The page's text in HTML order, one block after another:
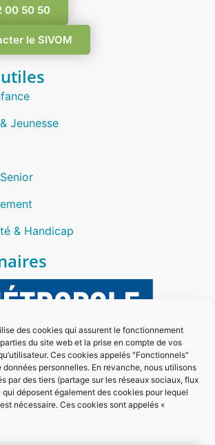
des cookies qui assurent le fonctionnement
du site web et la prise en compte de vos
Ces cookies appelés "Fonctionnels"
personnelles. En revanche, nous utilisons
par des tiers (partage sur les réseaux sociaux, flux
déposent également des cookies pour lequel
nécessaire. Ces cookies sont appelés «
00 50 50
le SIVOM
Jeunesse
& Handicap